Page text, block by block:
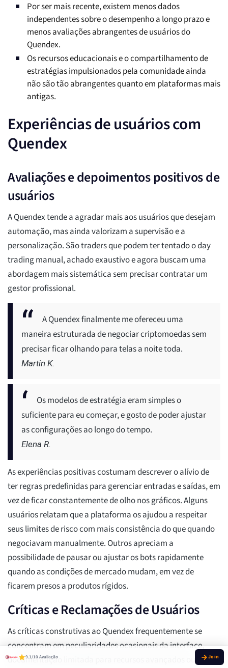
Por ser mais recente, existem menos dados
independentes sobre o desempenho a longo prazo e
menos avaliações abrangentes de usuários do
Quendex.
Os recursos educacionais e o compartilhamento de
estratégias impulsionados pela comunidade ainda
não são tão abrangentes quanto em plataformas mais
antigas.
Experiências de usuários com
Quendex
Avaliações e depoimentos positivos de
usuários
A Quendex tende a agradar mais aos usuários que desejam
automação, mas ainda valorizam a supervisão e a
personalização. São traders que podem ter tentado o day
trading manual, achado exaustivo e agora buscam uma
abordagem mais sistemática sem precisar contratar um
gestor profissional.
A Quendex finalmente me ofereceu uma
maneira estruturada de negociar criptomoedas sem
precisar ficar olhando para telas a noite toda.
Martin K.
Os modelos de estratégia eram simples o
suficiente para eu começar, e gosto de poder ajustar
as configurações ao longo do tempo.
Elena R.
As experiências positivas costumam descrever o alívio de
ter regras predefinidas para gerenciar entradas e saídas, em
vez de ficar constantemente de olho nos gráficos. Alguns
usuários relatam que a plataforma os ajudou a respeitar
seus limites de risco com mais consistência do que quando
negociavam manualmente. Outros apreciam a
possibilidade de pausar ou ajustar os bots rapidamente
quando as condições de mercado mudam, em vez de
ficarem presos a produtos rígidos.
Críticas e Reclamações de Usuários
As críticas construtivas ao Quendex frequentemente se
concentram em peculiaridades ocasionais da interface,
documentação limitada para recursos avançados ou
9.1/10 Avaliação